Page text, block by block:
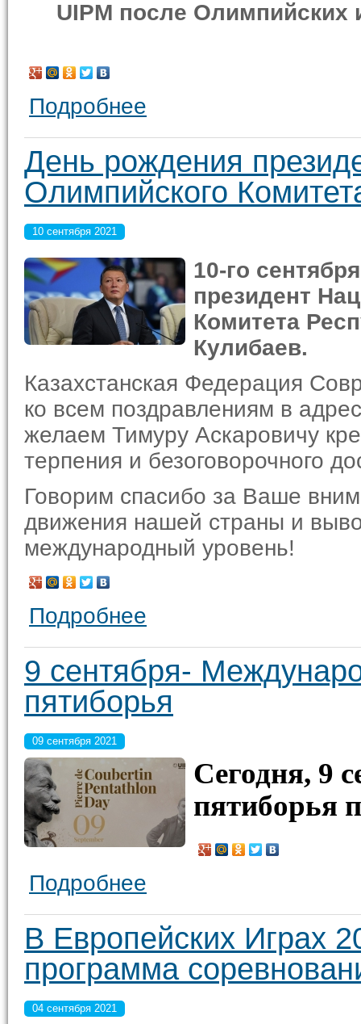
UIPM после Олимпийских
Подробнее
День рождения
Олимпийского
10 сентября 2021
10-го
президент
Комитета
Кулибаев.
Казахстанская Федерация
ко всем поздравлениям в
желаем Тимуру Аскаровичу
терпения и безоговорочного
Говорим спасибо за Ваше
движения нашей страны и
международный уровень!
Подробнее
9 сентября-
пятиборья
09 сентября 2021
Сегодня, 9
пятиборья
Подробнее
В Европейских Играх
программа
04 сентября 2021